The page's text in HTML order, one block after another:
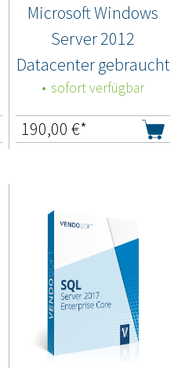
Microsoft Windows
Server 2012
Datacenter gebraucht
sofort verfügbar
190,00 €*